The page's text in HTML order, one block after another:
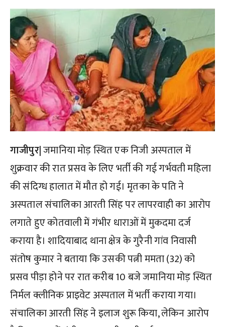
गाजीपुर|जमानिया मोड़ स्थित एक निजी अस्पताल में
शुक्रवार की रात प्रसव के लिए भर्ती की गई गर्भवती महिला
की संदिग्ध हालात में मौत हो गई। मृतका के पति ने
अस्पताल संचालिका आरती सिंह पर लापरवाही का आरोप
लगाते हुए कोतवाली में गंभीर धाराओं में मुकदमा दर्ज
कराया है। शादियाबाद थाना क्षेत्र के गुरैनी गांव निवासी
संतोष कुमार ने बताया कि उसकी पत्नी ममता (32) को
प्रसव पीड़ा होने पर रात करीब 10 बजे जमानिया मोड़ स्थित
निर्मल क्लीनिक प्राइवेट अस्पताल में भर्ती कराया गया।
संचालिका आरती सिंह ने इलाज शुरू किया, लेकिन आरोप